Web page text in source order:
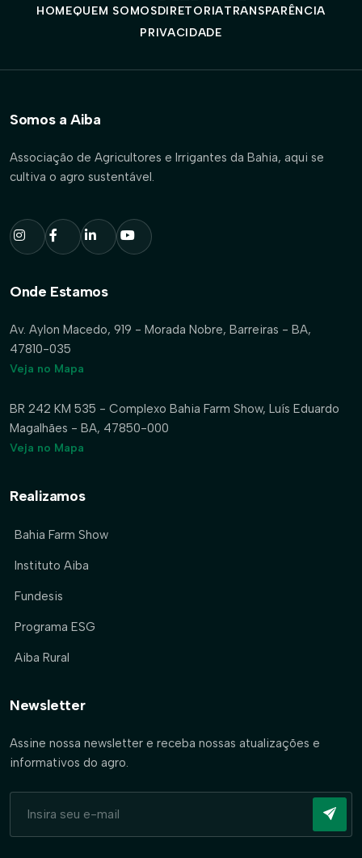
HOMEQUEM SOMOSDIRETORIATRANSPARÊNCIA
PRIVACIDADE
Somos a Aiba
Associação de Agricultores e Irrigantes da Bahia, aqui se
cultiva o agro sustentável.
Onde Estamos
Av. Aylon Macedo, 919 - Morada Nobre, Barreiras - BA,
47810-035
Veja no Mapa
BR 242 KM 535 - Complexo Bahia Farm Show, Luís Eduardo
Magalhães - BA, 47850-000
Veja no Mapa
Realizamos
Bahia Farm Show
Instituto Aiba
Fundesis
Programa ESG
Aiba Rural
Newsletter
Assine nossa newsletter e receba nossas atualizações e
informativos do agro.